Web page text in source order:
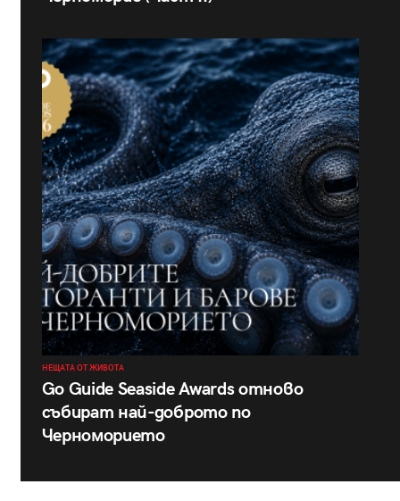
НЕЩАТА ОТ ЖИВОТА
Go Guide Seaside Awards отново
събират най-доброто по
Черноморието